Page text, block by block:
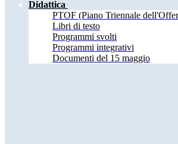
Didattica
PTOF (Piano Triennale
Libri di testo
Programmi svolti
Programmi integrativi
Documenti del 15 maggio